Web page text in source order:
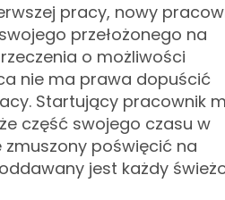
pracy, nowy
przełożonego na
o możliwości
nie ma prawa dopuścić
Startujący pracownik
część swojego czasu w
poświęcić na
jest każdy